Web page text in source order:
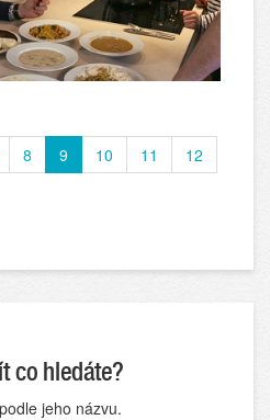
8 9 10 11
12
co hledáte?
jeho názvu.